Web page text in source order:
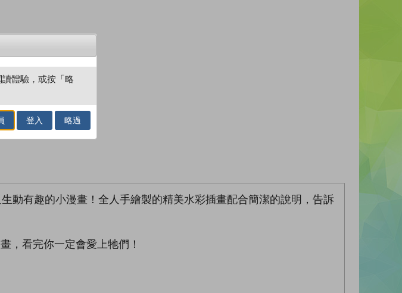
加入閱讀紀錄
動有趣的小漫畫！全人手繪製的精美水彩插畫配合簡潔的說明，告訴
，看完你一定會愛上牠們！
體驗，或按「略
登入 略過